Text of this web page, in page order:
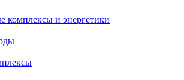
комплексы и энергетики